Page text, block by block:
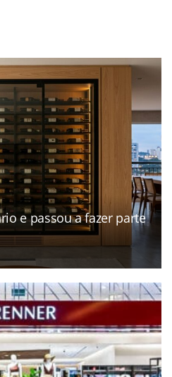
e passou a fazer parte